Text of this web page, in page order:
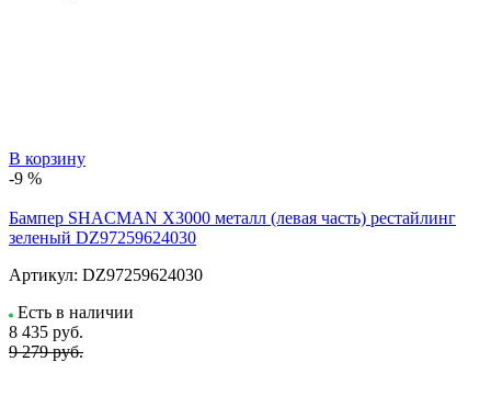
В корзину
-9 %
Бампер SHACMAN X3000 металл (левая часть) рестайлинг
зеленый DZ97259624030
Артикул: DZ97259624030
Есть в наличии
8 435 руб.
9 279 руб.